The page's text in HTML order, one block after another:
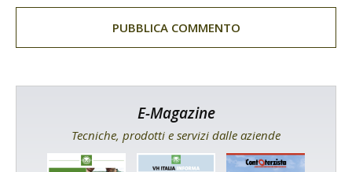
E-Magazine
Tecniche, prodotti e servizi dalle aziende